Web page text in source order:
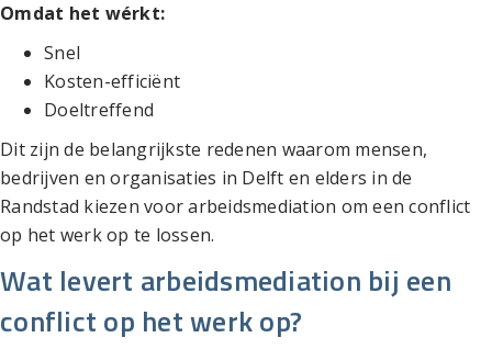
Omdat het wérkt:
Snel
Kosten-efficiënt
Doeltreffend
Dit zijn de belangrijkste redenen waarom mensen,
bedrijven en organisaties in Delft en elders in de
Randstad kiezen voor arbeidsmediation om een conflict
op het werk op te lossen.
Wat levert arbeidsmediation bij een
conflict op het werk op?